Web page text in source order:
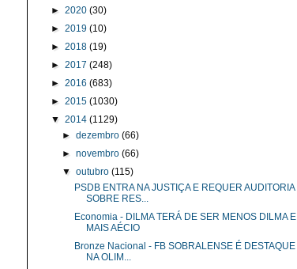
► 2020 (30)
► 2019 (10)
► 2018 (19)
► 2017 (248)
► 2016 (683)
► 2015 (1030)
▼ 2014 (1129)
►dezembro(66)
►novembro(66)
▼outubro(115)
PSDB ENTRA NA JUSTIÇA E REQUER AUDITORIA
SOBRE RES...
Economia - DILMA TERÁ DE SER MENOS DILMA E
MAIS AÉCIO
Bronze Nacional - FB SOBRALENSE É DESTAQUE
NA OLIM...